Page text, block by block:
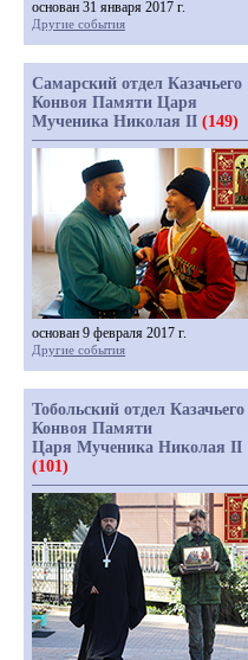
основан 31 января 2017 г.
Другие события
Самарский отдел Казачьего
Конвоя Памяти Царя
Мученика Николая II (149)
основан 9 февраля 2017 г.
Другие события
Тобольский отдел Казачьего
Конвоя Памяти
Царя Мученика Николая II
(101)